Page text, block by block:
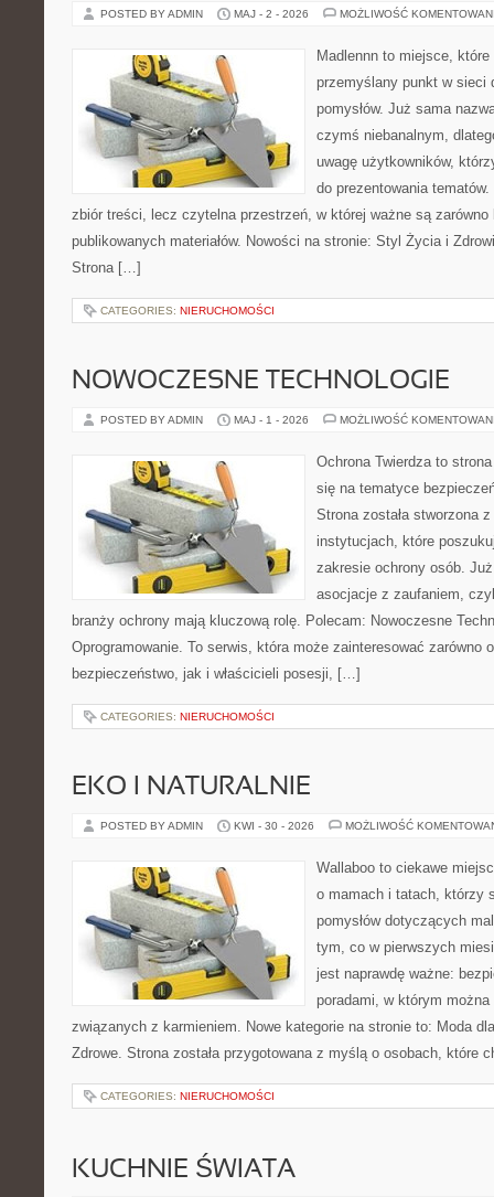
POSTED BY ADMIN MAJ - 2 - 2026 MOŻLIWOŚĆ
Madlennn to miejsce,
przemyślany punkt w sieci
pomysłów. Już sama
czymś niebanalnym,
uwagę użytkowników,
do prezentowania
zbiór treści, lecz czytelna przestrzeń, w której ważne są
publikowanych materiałów. Nowości na stronie: Styl Życia i
Strona […]
CATEGORIES: NIERUCHOMOŚCI
NOWOCZESNE TECHNOLOGIE
POSTED BY ADMIN MAJ - 1 - 2026 MOŻLIWOŚĆ
Ochrona Twierdza to
się na tematyce
Strona została stworzona
instytucjach, które
zakresie ochrony osób.
asocjacje z zaufaniem,
branży ochrony mają kluczową rolę. Polecam: Nowoczesne
Oprogramowanie. To serwis, która może zainteresować zarówno
bezpieczeństwo, jak i właścicieli posesji, […]
CATEGORIES: NIERUCHOMOŚCI
EKO I NATURALNIE
POSTED BY ADMIN KWI - 30 - 2026 MOŻLIWOŚĆ
Wallaboo to ciekawe
o mamach i tatach, którzy
pomysłów dotyczących
tym, co w pierwszych
jest naprawdę ważne:
poradami, w którym
związanych z karmieniem. Nowe kategorie na stronie to: Moda
Zdrowe. Strona została przygotowana z myślą o osobach, które
CATEGORIES: NIERUCHOMOŚCI
KUCHNIE ŚWIATA